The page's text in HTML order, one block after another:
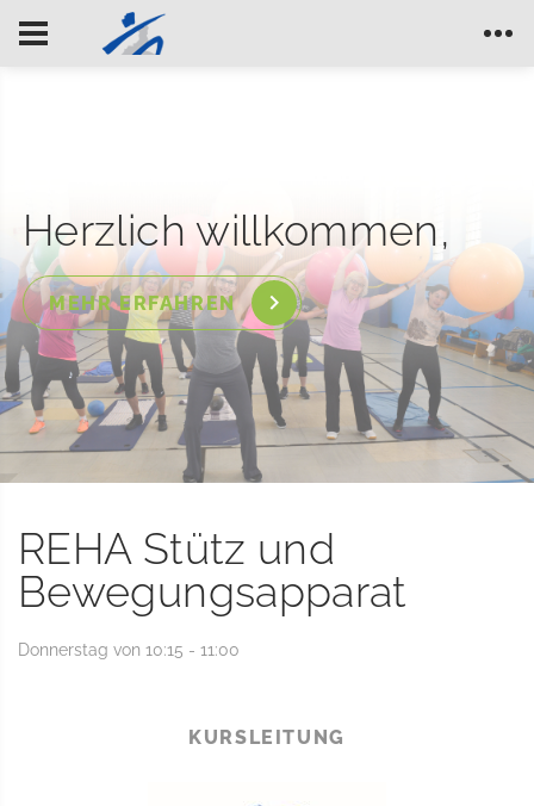
Herzlich willkommen,
MEHR ERFAHREN
REHA Stütz und
Bewegungsapparat
Donnerstag von 10:15 - 11:00
KURSLEITUNG